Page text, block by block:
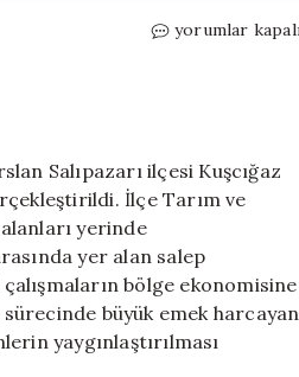
Salıpazarı’nda
yorumlar
Salıpazarı ilçesi Kuşcığaz
İlçe Tarım ve
yerinde
yer alan salep
bölge ekonomisine
büyük emek harcayan
yaygınlaştırılması